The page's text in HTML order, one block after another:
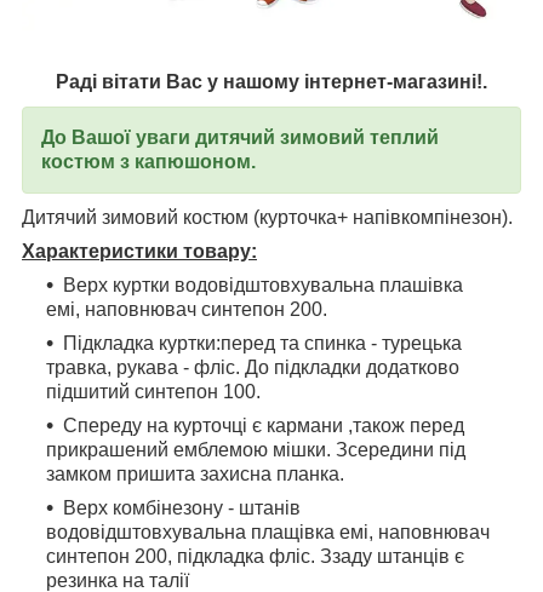
Раді вітати Вас у нашому інтернет-магазині!.
До Вашої уваги дитячий зимовий теплий
костюм з капюшоном.
Дитячий зимовий костюм (курточка+ напівкомпінезон).
Характеристики товару:
Верх куртки водовідштовхувальна плашівка
емі, наповнювач синтепон 200.
Підкладка куртки:перед та спинка - турецька
травка, рукава - фліс. До підкладки додатково
підшитий синтепон 100.
Спереду на курточці є кармани ,також перед
прикрашений емблемою мішки. Зсередини під
замком пришита захисна планка.
Верх комбінезону - штанів
водовідштовхувальна плащівка емі, наповнювач
синтепон 200, підкладка фліс. Ззаду штанців є
резинка на талії